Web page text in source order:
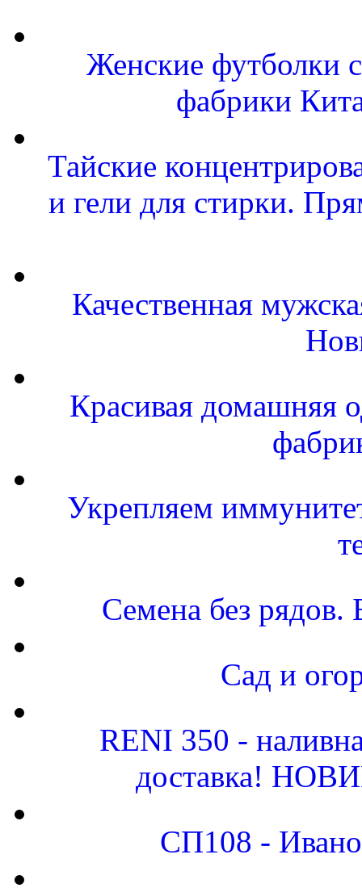
Женские футболки
фабрики
Тайские
и гели для стирки.
Качественная
Красивая домашняя
Укрепляем
Семена без рядов.
Сад и
RENI 350 -
доставка!
СП108 -